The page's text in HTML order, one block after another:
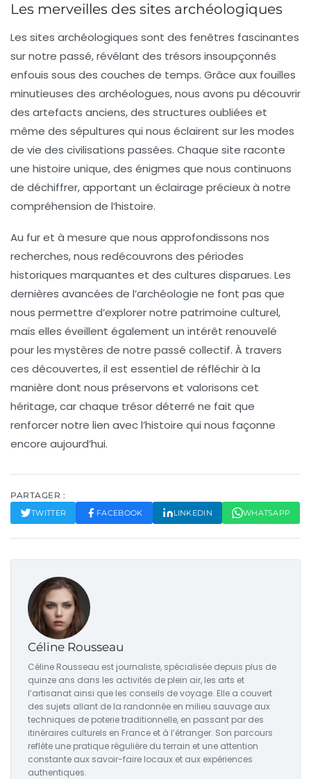
Les merveilles des sites archéologiques
Les sites archéologiques sont des fenêtres fascinantes
sur notre passé, révélant des trésors insoupçonnés
enfouis sous des couches de temps. Grâce aux fouilles
minutieuses des archéologues, nous avons pu découvrir
des artefacts anciens, des structures oubliées et
même des sépultures qui nous éclairent sur les modes
de vie des civilisations passées. Chaque site raconte
une histoire unique, des énigmes que nous continuons
de déchiffrer, apportant un éclairage précieux à notre
compréhension de l’histoire.
Au fur et à mesure que nous approfondissons nos
recherches, nous redécouvrons des périodes
historiques marquantes et des cultures disparues. Les
dernières avancées de l’archéologie ne font pas que
nous permettre d’explorer notre patrimoine culturel,
mais elles éveillent également un intérêt renouvelé
pour les mystères de notre passé collectif. À travers
ces découvertes, il est essentiel de réfléchir à la
manière dont nous préservons et valorisons cet
héritage, car chaque trésordéterré ne fait que
renforcer notre lien avec l’histoire qui nous façonne
encore aujourd’hui.
PARTAGER :
TWITTER FACEBOOK LINKEDIN WHATSAPP
Céline Rousseau
Céline Rousseau est journaliste, spécialisée depuis plus de
quinze ans dans les activités de plein air, les arts et
l’artisanat ainsi que les conseils de voyage. Elle a couvert
des sujets allant de la randonnée en milieu sauvage aux
techniques de poterie traditionnelle, en passant par des
itinéraires culturels en France et à l’étranger. Son parcours
reflète une pratique régulière du terrain et une attention
constante aux savoir-faire locaux et aux expériences
authentiques.